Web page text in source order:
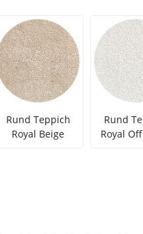
Rund Teppich
Royal Beige
Rund
Royal